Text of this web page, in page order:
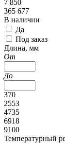
7 850
365 677
В наличии
Да
Под заказ
Длина, мм
От
До
370
2553
4735
6918
9100
Температурный